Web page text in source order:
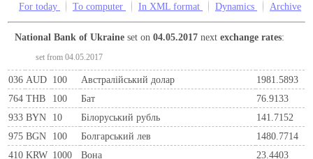
For today To computer In XML format Dynamics Archive
National Bank of Ukraine set on04.05.2017 nextexchange rates:
set from 04.05.2017
036 AUD 100 Австралійський долар
1981.5893
764 THB 100 Бат
76.9133
933 BYN 10 Бiлоруський рубль
141.7152
975 BGN 100 Болгарський лев
1480.7714
410 KRW 1000 Вона
23.4403